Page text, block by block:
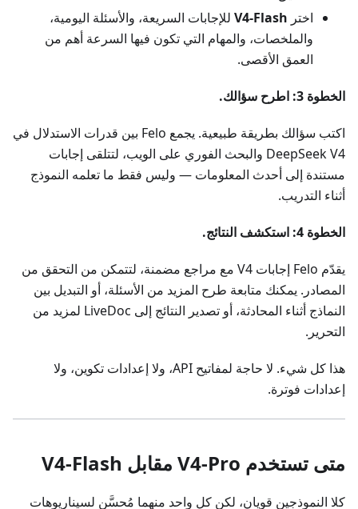
اختر V4-Flash للإجابات السريعة، والأسئلة اليومية،
والملخصات، والمهام التي تكون فيها السرعة أهم من
العمق الأقصى.
الخطوة 3: اطرح سؤالك.
اكتب سؤالك بطريقة طبيعية. يجمع Felo بين قدرات الاستدلال في
DeepSeek V4 والبحث الفوري على الويب، لتتلقى إجابات
مستندة إلى أحدث المعلومات — وليس فقط ما تعلمه النموذج
أثناء التدريب.
الخطوة 4: استكشف النتائج.
يقدّم Felo إجابات V4 مع مراجع مضمنة، لتتمكن من التحقق من
المصادر. يمكنك متابعة طرح المزيد من الأسئلة، أو التبديل بين
النماذج أثناء المحادثة، أو تصدير النتائج إلى LiveDoc لمزيد من
التحرير.
هذا كل شيء. لا حاجة لمفاتيح API، ولا إعدادات تكوين، ولا
إعدادات فوترة.
متى تستخدم V4-Pro مقابل V4-Flash
كلا النموذجين قويان، لكن كل واحد منهما مُحسَّن لسيناريوهات